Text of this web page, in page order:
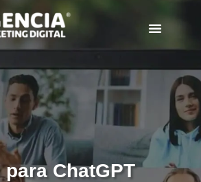
para ChatGPT